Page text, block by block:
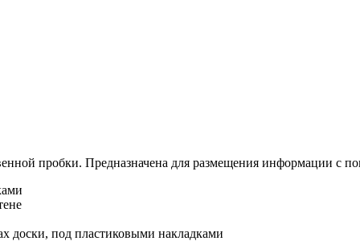
пробки. Предназначена для размещения информации с
доски, под пластиковыми накладками